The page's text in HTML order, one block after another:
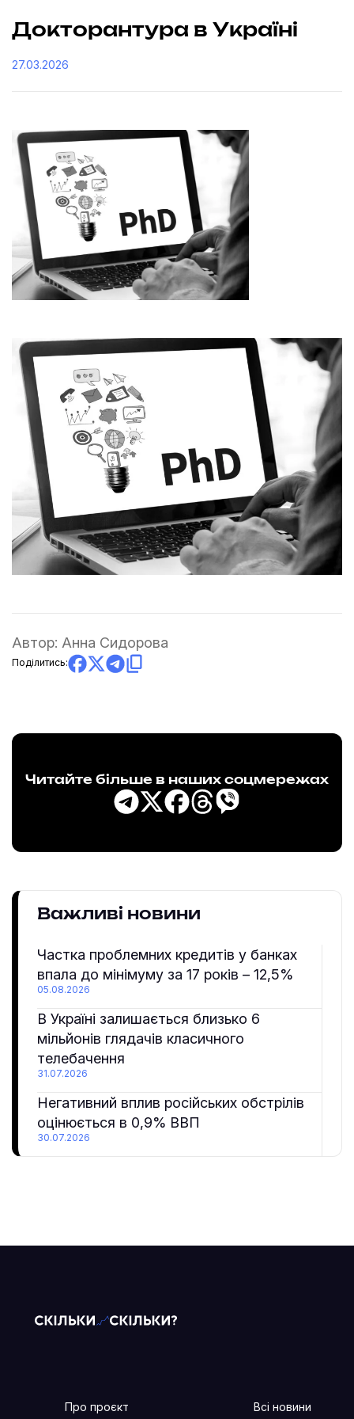
Докторантура в Україні
27.03.2026
Автор: Анна Сидорова
Поділитись:
Читайте більше в наших соцмережах
Важливі новини
Частка проблемних кредитів у банках
впала до мінімуму за 17 років – 12,5%
05.08.2026
В Україні залишається близько 6
мільйонів глядачів класичного
телебачення
31.07.2026
Негативний вплив російських обстрілів
оцінюється в 0,9% ВВП
30.07.2026
Про проєкт
Всі новини